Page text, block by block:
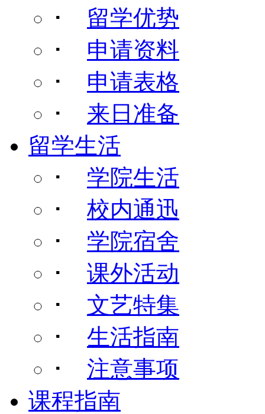
･ 留学优势
･ 申请资料
･ 申请表格
･ 来日准备
留学生活
･ 学院生活
･ 校内通迅
･ 学院宿舍
･ 课外活动
･ 文艺特集
･ 生活指南
･ 注意事项
课程指南